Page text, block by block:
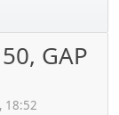
GAP
18:52